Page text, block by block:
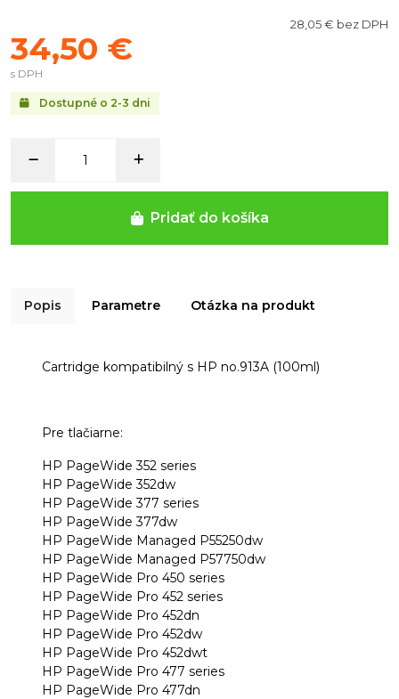
Dostupné o 2-3 dni
28,05 € bez DPH
34,50 €
s DPH
Pridať do košíka
Popis Parametre Otázka na produkt
Cartridge kompatibilný s HP no.913A (100ml)
Pre tlačiarne:
HP PageWide 352 series
HP PageWide 352dw
HP PageWide 377 series
HP PageWide 377dw
HP PageWide Managed P55250dw
HP PageWide Managed P57750dw
HP PageWide Pro 450 series
HP PageWide Pro 452 series
HP PageWide Pro 452dn
HP PageWide Pro 452dw
HP PageWide Pro 452dwt
HP PageWide Pro 477 series
HP PageWide Pro 477dn